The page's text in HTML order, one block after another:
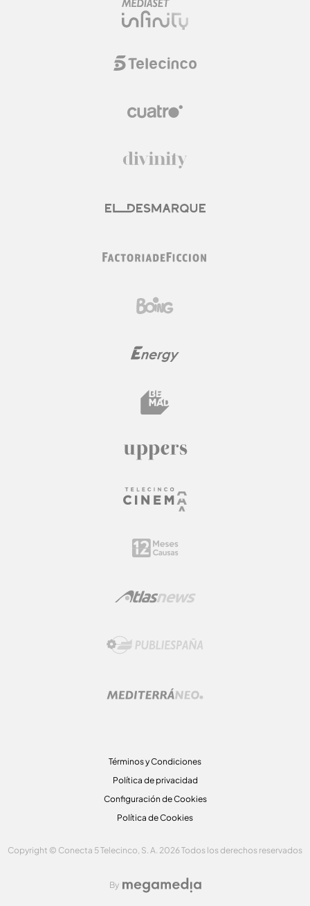
Términos y Condiciones
Política de privacidad
Configuración de Cookies
Política de Cookies
Copyright © Conecta 5 Telecinco, S. A. 2026 Todos los derechos reservados
By